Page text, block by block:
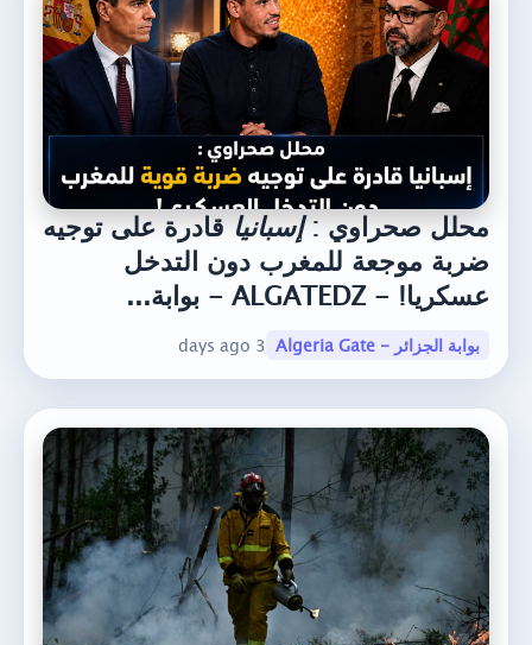
محلل صحراوي :إسبانياقادرة على توجيه
ضربة موجعة للمغرب دون التدخل
عسكريا! - ALGATEDZ - بوابة...
بوابة الجزائر - Algeria Gate 3 days ago